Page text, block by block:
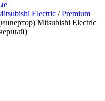
Electric /Premium
Mitsubishi Electric